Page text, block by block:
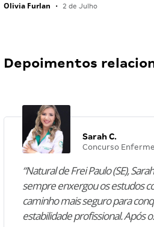
Olivia Furlan • 2 de Julho
Depoimentos
Sarah C.
Concurso
“Natural de Frei Paulo (SE),
sempre enxergou os estudos
caminho mais seguro para
estabilidade profissional. Após